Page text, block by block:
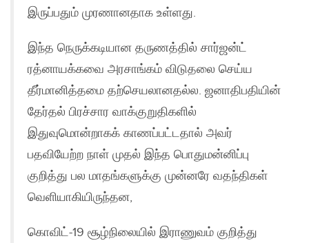
இருப்பதும் முரணானதாக உள்ளது.
இந்த நெருக்கடியான தருணத்தில் சார்ஜன்ட்
ரத்னாயக்கவை அரசாங்கம் விடுதலை செய்ய
தீர்மானித்தமை தற்செயலானதல்ல. ஜனாதிபதியின்
தேர்தல் பிரச்சார வாக்குறுதிகளில்
இதுவுமொன்றாகக் காணப்பட்டதால் அவர்
பதவியேற்ற நாள் முதல் இந்த பொதுமன்னிப்பு
குறித்து பல மாதங்களுக்கு முன்னரே வதந்திகள்
வெளியாகியிருந்தன,
கொவிட்-19 சூழ்நிலையில் இராணுவம் குறித்து